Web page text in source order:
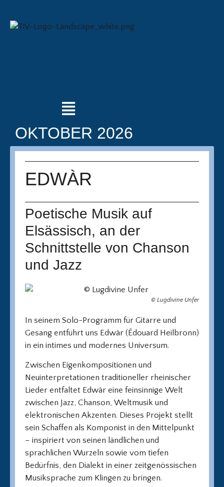
OKTOBER 2026
EDWÀR
Poetische Musik auf
Elsässisch, an der
Schnittstelle von Chanson
und Jazz
© Lugdivine Unfer
In seinem Solo-Programm für Gitarre und
Gesang entführt uns Edwàr (Édouard Heilbronn)
in ein intimes und modernes Universum.
Zwischen Eigenkompositionen und
Neuinterpretationen traditioneller rheinischer
Lieder entfaltet Edwàr eine feinsinnige Welt
zwischen Jazz, Chanson, Weltmusik und
elektronischen Akzenten. Dieses Projekt stellt
sein Schaffen als Komponist in den Mittelpunkt
– inspiriert von seinen ländlichen und
sprachlichen Wurzeln sowie vom tiefen
Bedürfnis, den Dialekt in einer zeitgenössischen
Musiksprache zum Klingen zu bringen.